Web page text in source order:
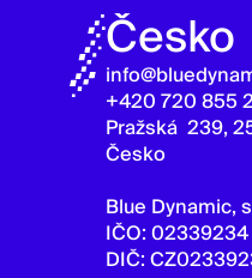
Česko
+420 720 855
Pražská 239,
Česko
Blue Dynamic,
IČO: 02339234
DIČ: